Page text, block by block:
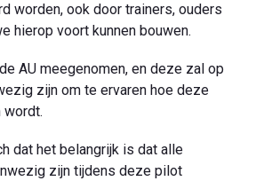
worden, ook door trainers, ouders
hierop voort kunnen bouwen.
AU meegenomen, en deze zal op
zijn om te ervaren hoe deze
wordt.
dat het belangrijk is dat alle
zijn tijdens deze pilot